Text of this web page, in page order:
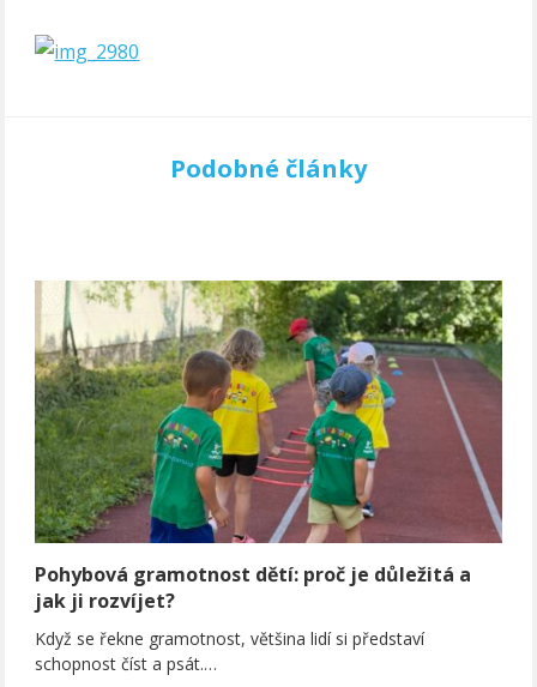
Podobné články
Pohybová gramotnost dětí: proč je důležitá a
jak ji rozvíjet?
Když se řekne gramotnost, většina lidí si představí
schopnost číst a psát.…